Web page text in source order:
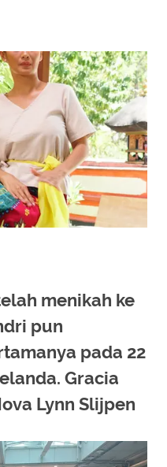
menikah ke
pun
pada 22
Gracia
Lynn Slijpen